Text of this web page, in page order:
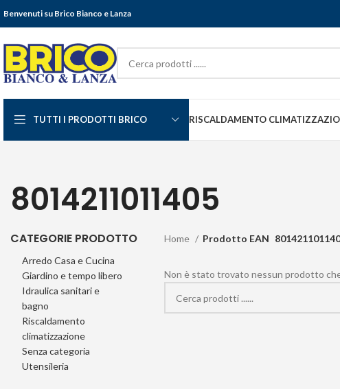
Benvenuti su Brico Bianco e Lanza
TUTTI I PRODOTTI BRICO RISCALDAMENTO
8014211011405
CATEGORIE PRODOTTO
Arredo Casa e Cucina
Giardino e tempo libero
Idraulica sanitari e
bagno
Riscaldamento
climatizzazione
Senza categoria
Utensileria
Home Prodotto EAN
Non è stato trovato nessun prodotto